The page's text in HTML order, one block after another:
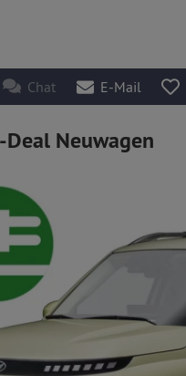
Chat E-Mail
Deal Neuwagen